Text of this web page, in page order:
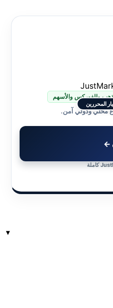
المحررين
والفوركس والأسهم
محلي ودولي آمن.
←